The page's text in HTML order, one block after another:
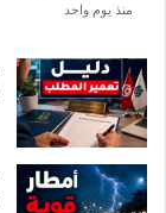
منذ يوم واحد